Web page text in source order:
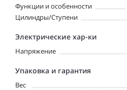
Функции и особенности
Цилиндры/Ступени
Электрические хар-ки
Напряжение
Упаковка и гарантия
Вес